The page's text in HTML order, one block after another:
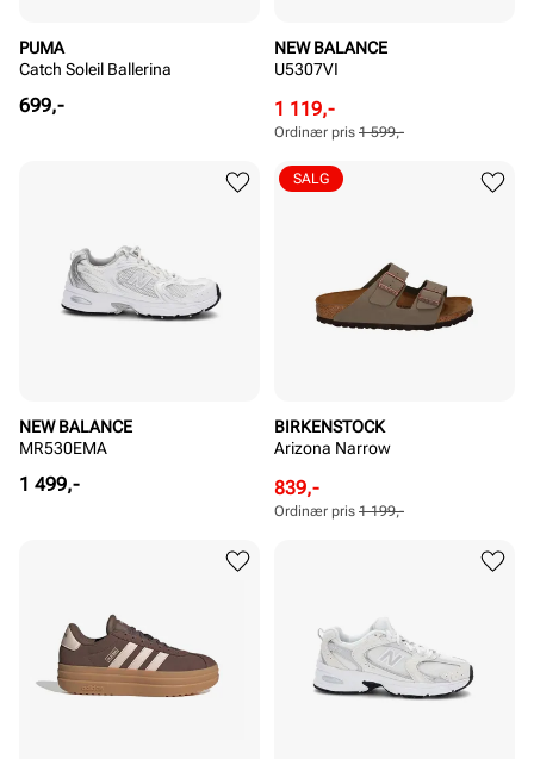
PUMA
Catch Soleil Ballerina
Pris
699,-
NEW BALANCE
U5307VI
Rabattert
pris
Pris
1 119,-
Ordinær
pris
Pris
Ordinær pris 1 599,-
NEW BALANCE
MR530EMA
Pris
1 499,-
BIRKENSTOCK
Arizona Narrow
Rabattert
pris
839,-
Ordinær
pris
Ordinær pris 1 199,-
SALG